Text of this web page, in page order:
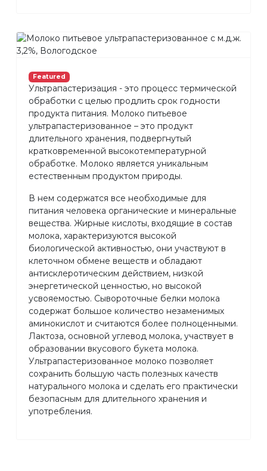
Featured
Ультрапастеризация - это процесс термической
обработки с целью продлить срок годности
продукта питания. Молоко питьевое
ультрапастеризованное – это продукт
длительного хранения, подвергнутый
кратковременной высокотемпературной
обработке. Молоко является уникальным
естественным продуктом природы.
В нем содержатся все необходимые для
питания человека органические и минеральные
вещества. Жирные кислоты, входящие в состав
молока, характеризуются высокой
биологической активностью, они участвуют в
клеточном обмене веществ и обладают
антисклеротическим действием, низкой
энергетической ценностью, но высокой
усвояемостью. Сывороточные белки молока
содержат большое количество незаменимых
аминокислот и считаются более полноценными.
Лактоза, основной углевод молока, участвует в
образовании вкусового букета молока.
Ультрапастеризованное молоко позволяет
сохранить большую часть полезных качеств
натурального молока и сделать его практически
безопасным для длительного хранения и
употребления.